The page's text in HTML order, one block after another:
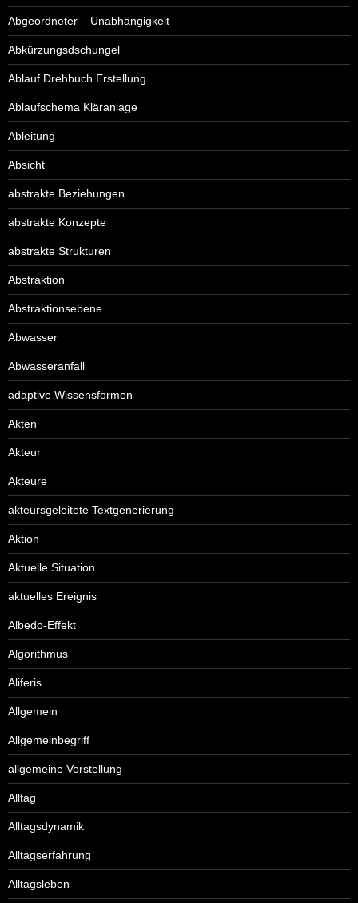
Abgeordneter – Unabhängigkeit
Abkürzungsdschungel
Ablauf Drehbuch Erstellung
Ablaufschema Kläranlage
Ableitung
Absicht
abstrakte Beziehungen
abstrakte Konzepte
abstrakte Strukturen
Abstraktion
Abstraktionsebene
Abwasser
Abwasseranfall
adaptive Wissensformen
Akten
Akteur
Akteure
akteursgeleitete Textgenerierung
Aktion
Aktuelle Situation
aktuelles Ereignis
Albedo-Effekt
Algorithmus
Aliferis
Allgemein
Allgemeinbegriff
allgemeine Vorstellung
Alltag
Alltagsdynamik
Alltagserfahrung
Alltagsleben